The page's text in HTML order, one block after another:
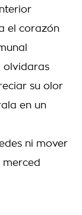
el corazón
olvidaras
su olor
en un
ni mover
merced